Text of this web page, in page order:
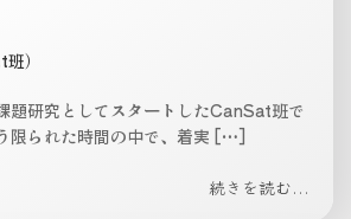
）
題研究としてスタートしたCanSat班で
限られた時間の中で、着実 […]
続きを読む...